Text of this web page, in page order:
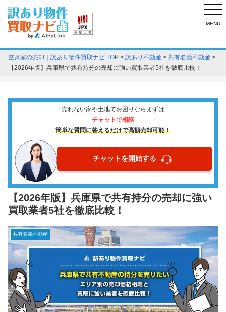
MENU
空き家の売却｜訳あり物件買取ナビ TOP > 訳あり不動産 > 共有名義不動産 >
【2026年版】兵庫県で共有持分の売却に強い買取業者5社を徹底比較！
売れない家や土地でお困りならまずは
チャットで相談
簡単な質問に答えるだけで高額売却可能！
チャットを開始する
【2026年版】兵庫県で共有持分の売却に強い
買取業者5社を徹底比較！
共有名義不動産